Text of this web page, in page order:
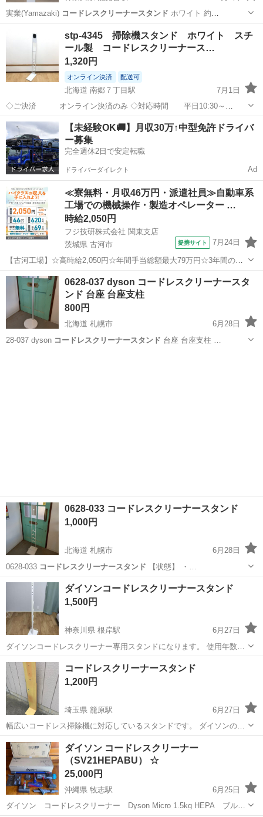
実業(Yamazaki) コードレスクリーナースタンド ホワイト 約
W22XD2…
その他
stp-4345 掃除機スタンド ホワイト スチ
ール製 コードレスクリーナース…
1,320円
オンライン決済 配送可
北海道 南郷７丁目駅
7月1日
◇ご決済 オンライン決済のみ ◇対応時間 平日10:30～
17:30（土日祝休み） （その他季節休業あり） ◇引取
対応日 15時までの注文で最短2営業日以降 （一部商
品は予約制）...
北海道 札幌市 南郷７丁目駅 収納家具 商品
【未経験OK🚚】月収30万↑中型免許ドライバ
ー募集
完全週休2日で安定転職
ドライバーダイレクト Ad
≪寮無料・月収46万円・派遣社員≫自動車系
工場での機械操作・製造オペレーター …
時給2,050円
フジ技研株式会社 関東支店
茨城県 古河市
提携サイト 7月24日
【古河工場】☆高時給2,050円☆年間手当総額最大79万円☆3年間の手
当総額169万円☆年収630万円可☆寮費無料☆大手トラックメーカーで
の組立組付のお仕事☆自動車業界経験者積極採用中！！【20代でも年
収500万円が目指せる...
茨城 古河市 その他
0628-037 dyson コードレスクリーナースタ
ンド 台座 台座支柱
800円
北海道 札幌市
6月28日
28-037 dyson コードレスクリーナースタンド 台座 台座支柱 …
0628-033 コードレスクリーナースタンド
1,000円
北海道 札幌市
6月28日
0628-033 コードレスクリーナースタンド 【状態】 ・…
北海道 札幌市 収納家具 コードレスクリーナースタンド
ダイソンコードレスクリーナースタンド
1,500円
神奈川県 根岸駅
6月27日
ダイソンコードレスクリーナー専用スタンドになります。 使用年数は
４年で多少のグラつきはありますが問題なく使用可能です。 汚れはあ
りませんが、中央の継ぎ目の塗装が少々剥がれております。 対応機種
: DC74、DC62、DC...
神奈川 横浜市 根岸駅 収納家具
コードレスクリーナースタンド
1,200円
埼玉県 籠原駅
6月27日
幅広いコードレス掃除機に対応しているスタンドです。 ダイソンのス
タンドをを固定していたため日焼けが残っています。 色褪せや使用感
はありますがまだまだお使いいただけるかと思われます。 オマケとし
て別途購入した固定用ネジ2本...
埼玉 熊谷市 籠原駅 生活家電
コードレスクリーナースタンド
ダイソン コードレスクリーナー
（SV21HEPABU） ☆
25,000円
沖縄県 牧志駅
6月25日
ダイソン コードレスクリーナー Dyson Micro 1.5kg HEPA ブル